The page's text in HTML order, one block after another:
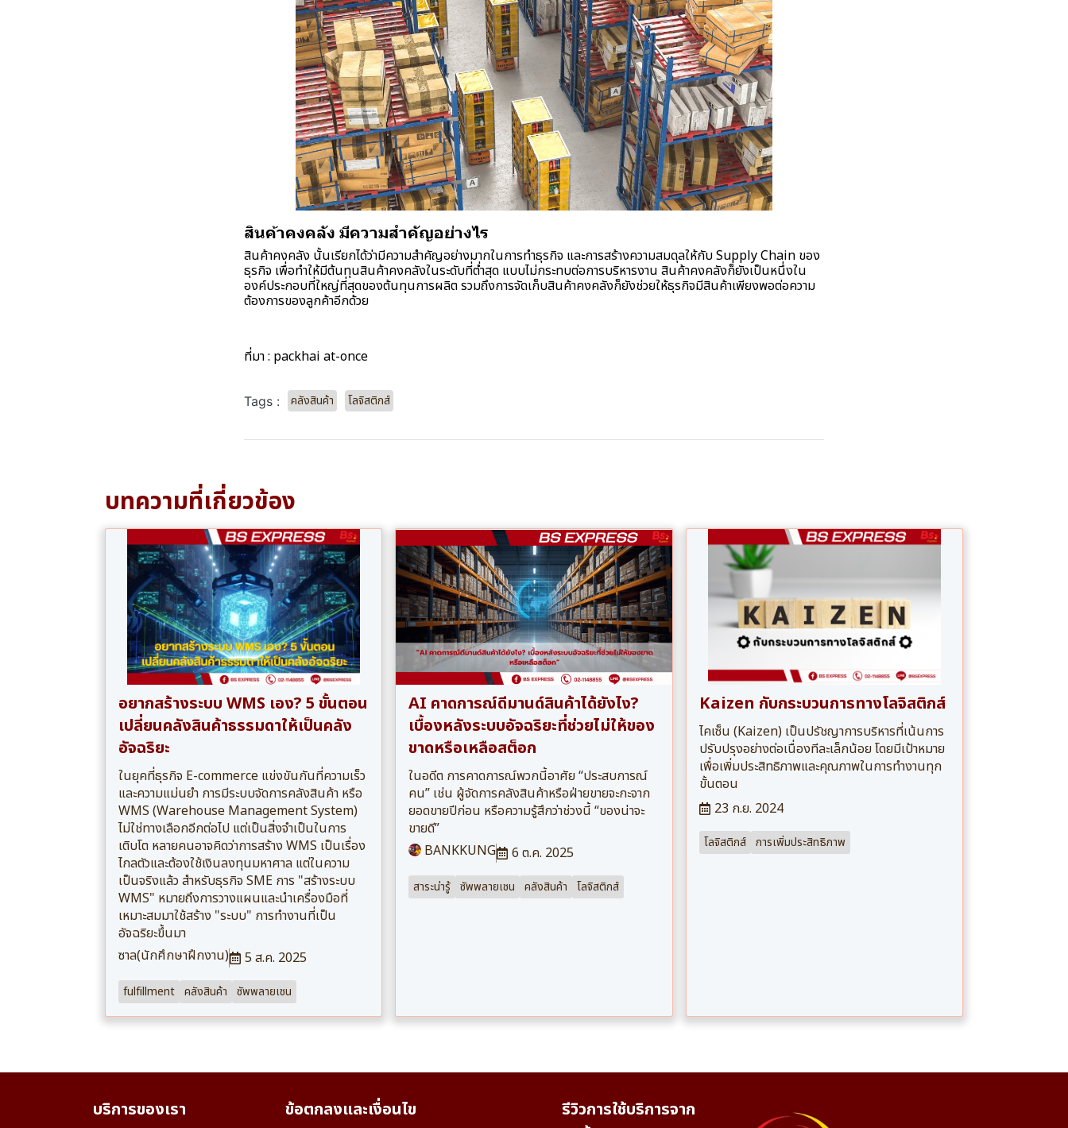
สินค้าคงคลัง มีความสำคัญอย่างไร
สินค้าคงคลัง นั้นเรียกได้ว่ามีความสำคัญอย่างมากในการทำธุรกิจ และการสร้างความสมดุลให้กับ Supply Chain ของ
ธุรกิจ เพื่อทำให้มีต้นทุนสินค้าคงคลังในระดับที่ต่ำสุด แบบไม่กระทบต่อการบริหารงาน สินค้าคงคลังก็ยังเป็นหนึ่งใน
องค์ประกอบที่ใหญ่ที่สุดของต้นทุนการผลิต รวมถึงการจัดเก็บสินค้าคงคลังก็ยังช่วยให้ธุรกิจมีสินค้าเพียงพอต่อความ
ต้องการของลูกค้าอีกด้วย
ที่มา : packhai at-once
Tags : คลังสินค้า โลจิสติกส์
บทความที่เกี่ยวข้อง
อยากสร้างระบบ WMS เอง? 5 ขั้นตอน
เปลี่ยนคลังสินค้าธรรมดาให้เป็นคลัง
อัจฉริยะ
ในยุคที่ธุรกิจ E-commerce แข่งขันกันที่ความเร็ว
และความแม่นยำ การมีระบบจัดการคลังสินค้า หรือ
WMS (Warehouse Management System)
ไม่ใช่ทางเลือกอีกต่อไป แต่เป็นสิ่งจำเป็นในการ
เติบโต หลายคนอาจคิดว่าการสร้าง WMS เป็นเรื่อง
ไกลตัวและต้องใช้เงินลงทุนมหาศาล แต่ในความ
เป็นจริงแล้ว สำหรับธุรกิจ SME การ "สร้างระบบ
WMS" หมายถึงการวางแผนและนำเครื่องมือที่
เหมาะสมมาใช้สร้าง "ระบบ" การทำงานที่เป็น
อัจฉริยะขึ้นมา
ซาล(นักศึกษาฝึกงาน)
5 ส.ค. 2025
fulfillment คลังสินค้า ซัพพลายเชน
AI คาดการณ์ดีมานด์สินค้าได้ยังไง?
เบื้องหลังระบบอัจฉริยะที่ช่วยไม่ให้ของ
ขาดหรือเหลือสต็อก
ในอดีต การคาดการณ์พวกนี้อาศัย “ประสบการณ์
คน” เช่น ผู้จัดการคลังสินค้าหรือฝ่ายขายจะกะจาก
ยอดขายปีก่อน หรือความรู้สึกว่าช่วงนี้ “ของน่าจะ
ขายดี”
BANKKUNG
6 ต.ค. 2025
สาระน่ารู้ ซัพพลายเชน คลังสินค้า โลจิสติกส์
Kaizen กับกระบวนการทางโลจิสติกส์
ไคเซ็น (Kaizen) เป็นปรัชญาการบริหารที่เน้นการ
ปรับปรุงอย่างต่อเนื่องทีละเล็กน้อย โดยมีเป้าหมาย
เพื่อเพิ่มประสิทธิภาพและคุณภาพในการทำงานทุก
ขั้นตอน
23 ก.ย. 2024
โลจิสติกส์ การเพิ่มประสิทธิภาพ
บริการของเรา ข้อตกลงและเงื่อนไข
รีวิวการใช้บริการจาก